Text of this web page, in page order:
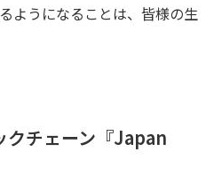
ようになることは、皆様の生
クチェーン『Japan